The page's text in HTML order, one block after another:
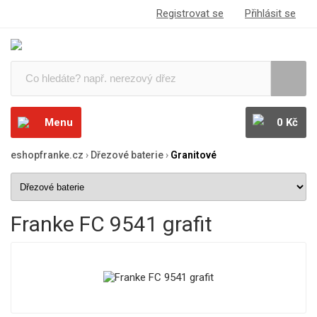
Registrovat se Přihlásit se
Menu 0 Kč
eshopfranke.cz › Dřezové baterie› Granitové
Franke FC 9541 grafit